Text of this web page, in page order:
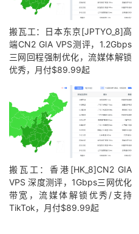
搬瓦工：日本东京[JPTYO_8]高
端CN2 GIA VPS测评，1.2Gbps
三网回程强制优化，流媒体解锁
优秀，月付$89.99起
搬瓦工：香港[HK_8]CN2 GIA
VPS 深度测评，1Gbps三网优化
带宽，流媒体解锁优秀/支持
TikTok，月付$89.99起